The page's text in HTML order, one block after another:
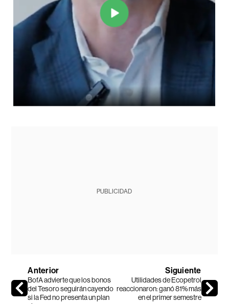
PUBLICIDAD
Anterior
BofA advierte que los bonos
del Tesoro seguirán cayendo
si la Fed no presenta un plan
Siguiente
Utilidades de Ecopetrol
reaccionaron: ganó 81% más
en el primer semestre